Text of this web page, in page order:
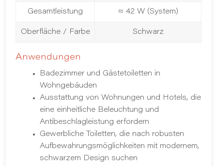
Gesamtleistung ≈ 42 W (System)
Oberfläche / Farbe Schwarz
Anwendungen
Badezimmer und Gästetoiletten in
Wohngebäuden
Ausstattung von Wohnungen und Hotels, die
eine einheitliche Beleuchtung und
Antibeschlagleistung erfordern
Gewerbliche Toiletten, die nach robusten
Aufbewahrungsmöglichkeiten mit modernem,
schwarzem Design suchen